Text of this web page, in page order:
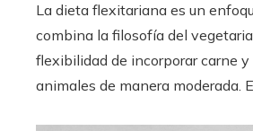
La dieta flexitariana es un
combina la filosofía del
flexibilidad de incorporar carne
animales de manera moderada.